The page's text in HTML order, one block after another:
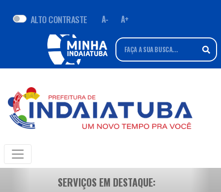
ALTO CONTRASTE A- A+
SERVIÇOS EM DESTAQUE: